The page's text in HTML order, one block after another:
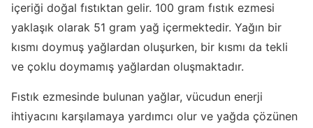
içeriği doğal fıstıktan gelir. 100 gram fıstık ezmesi
yaklaşık olarak 51 gram yağ içermektedir. Yağın bir
kısmı doymuş yağlardan oluşurken, bir kısmı da tekli
ve çoklu doymamış yağlardan oluşmaktadır.
Fıstık ezmesinde bulunan yağlar, vücudun enerji
ihtiyacını karşılamaya yardımcı olur ve yağda çözünen